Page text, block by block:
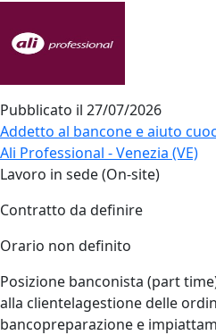
Pubblicato il 27/07/2026
Addetto al bancone e aiuto
Ali Professional - Venezia (VE)
Lavoro in sede (On-site)
Contratto da definire
Orario non definito
Posizione banconista (part
alla clientelagestione delle
bancopreparazione e